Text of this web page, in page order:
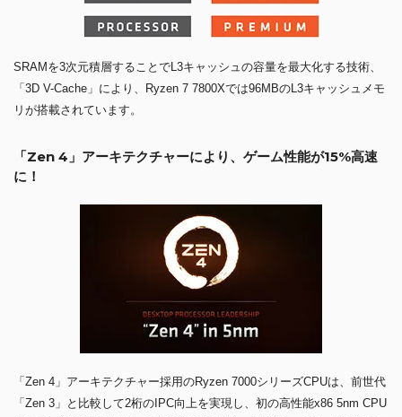
SRAMを3次元積層することでL3キャッシュの容量を最大化する技術、
「3D V-Cache」により、Ryzen 7 7800Xでは96MBのL3キャッシュメモ
リが搭載されています。
「Zen 4」アーキテクチャーにより、ゲーム性能が15%高速
に！
「Zen 4」アーキテクチャー採用のRyzen 7000シリーズCPUは、前世代
「Zen 3」と比較して2桁のIPC向上を実現し、初の高性能x86 5nm CPU